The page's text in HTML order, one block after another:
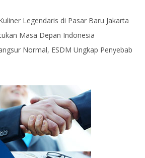
Legendaris di Pasar Baru Jakarta
Masa Depan Indonesia
Normal, ESDM Ungkap Penyebab